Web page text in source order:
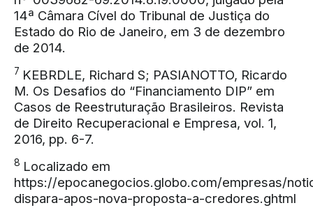
14ª Câmara Cível do Tribunal de Justiça do
Estado do Rio de Janeiro, em 3 de dezembro
de 2014.
7 KEBRDLE, Richard S; PASIANOTTO, Ricardo
M. Os Desafios do “Financiamento DIP” em
Casos de Reestruturação Brasileiros. Revista
de Direito Recuperacional e Empresa, vol. 1,
2016, pp. 6-7.
8 Localizado em
https://epocanegocios.globo.com/empresas/
dispara-apos-nova-proposta-a-credores.ghtml